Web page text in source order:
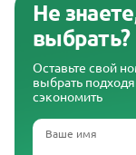
Не
выбрать?
Оставьте свой
выбрать
сэкономить
Ваше имя